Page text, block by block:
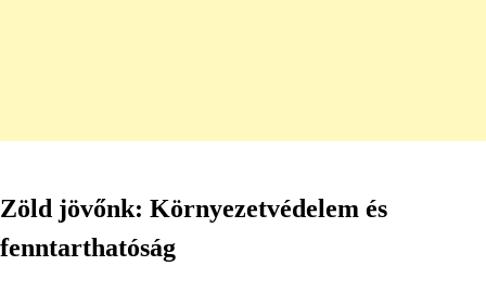
Zöld jövőnk: Környezetvédelem és
fenntarthatóság